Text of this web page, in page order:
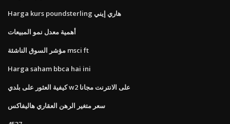
Harga kurs poundsterling هاري إيني
أهمية معدل نمو المبيعات
مؤشر السوق الناشئة msci ft
Harga saham bbca hai ini
كيفية العثور على بلدي w2 على الانترنت مجانا
سعر متغير الرهن العقاري هاليفاكس